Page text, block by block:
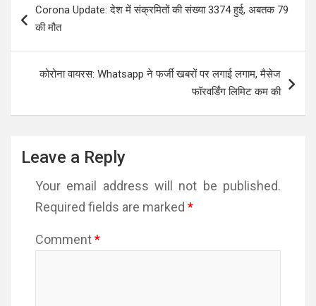
navigation
Corona Update: देश में संक्रमितों की संख्या 3374 हुई, अबतक 79
की मौत
कोरोना वायरस: Whatsapp ने फर्जी खबरों पर लगाई लगाम, मैसेज
फॉरवर्डिंग लिमिट कम की
Leave a Reply
Your email address will not be published.
Required fields are marked *
Comment*